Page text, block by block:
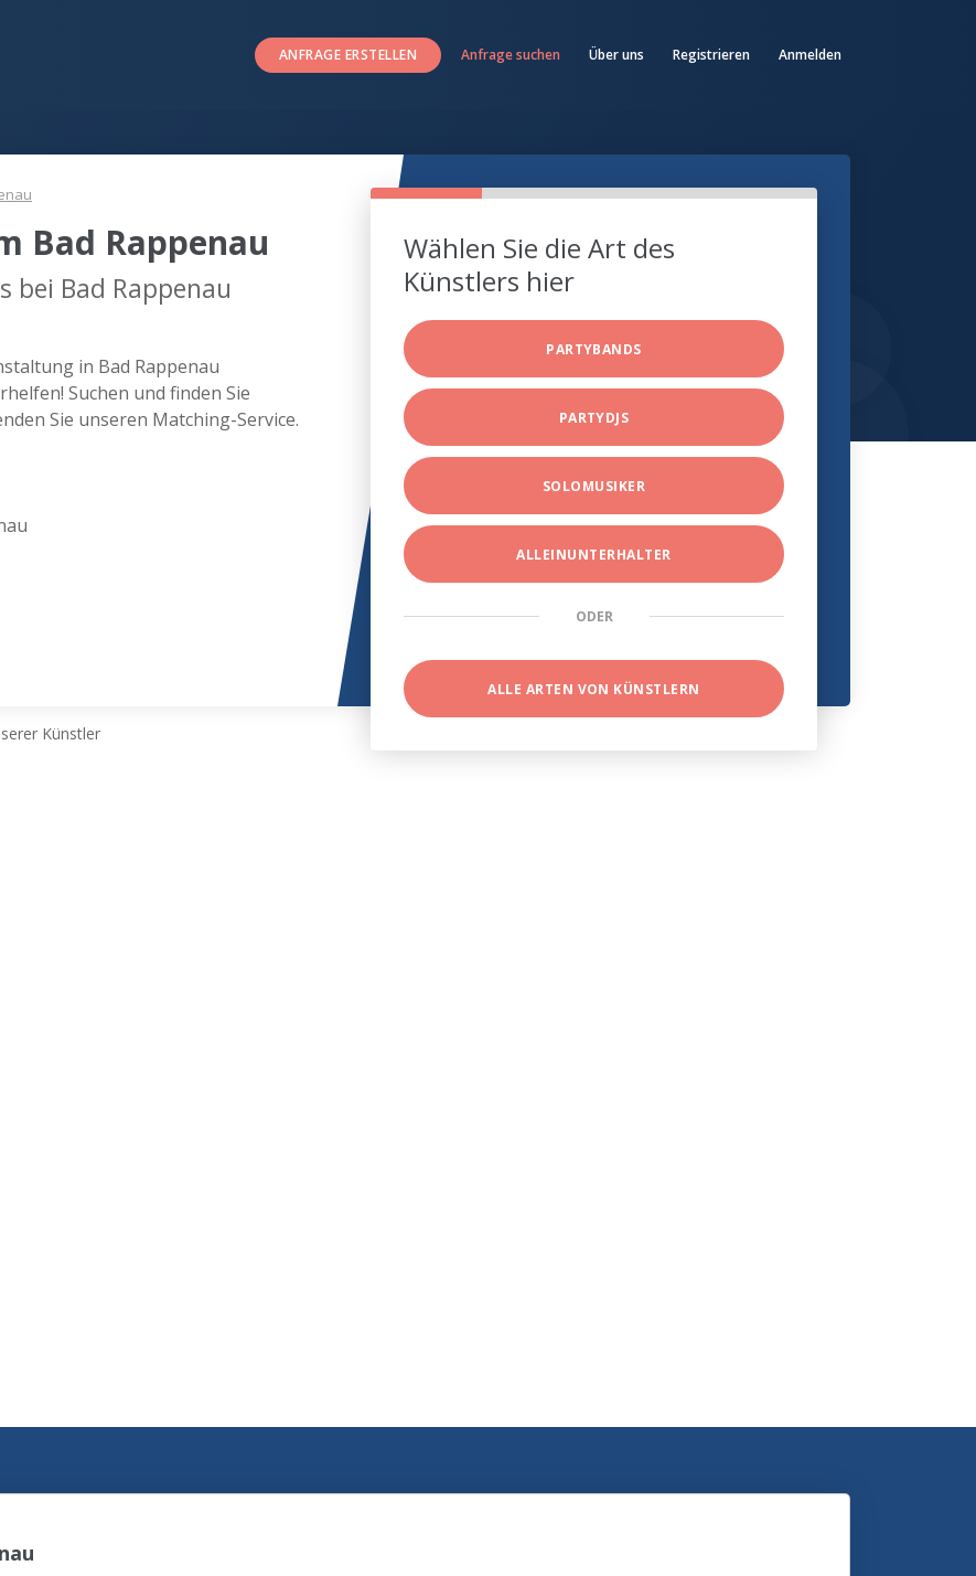
ANFRAGE ERSTELLEN Anfrage suchen Über uns Registrieren Anmelden
Bad Rappenau
bei Bad Rappenau
in Bad Rappenau
Suchen und finden Sie
Sie unseren Matching-Service.
Wählen Sie die Art des
Künstlers hier
PARTYBANDS
PARTYDJS
SOLOMUSIKER
ALLEINUNTERHALTER
ODER
ALLE ARTEN VON KÜNSTLERN
Künstler